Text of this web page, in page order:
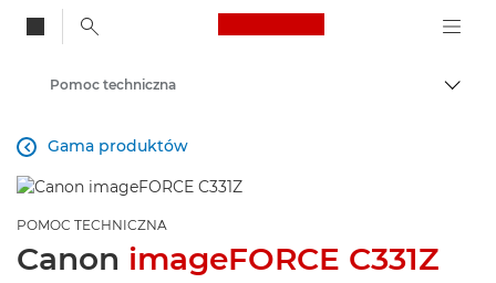
Canon Logo, back
Pomoc techniczna
Gama produktów

POMOC TECHNICZNA
Canon imageFORCE C331Z